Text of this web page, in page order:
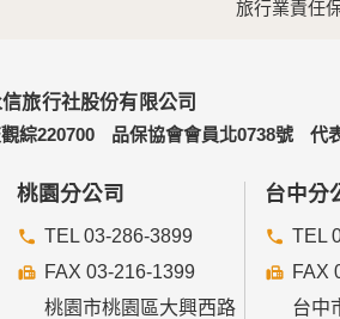
旅行業責任
信旅行社股份有限公司
綜220700
品保協會會員北0738號 代
桃園分公司
TEL 03-286-3899
FAX 03-216-1399
桃園市桃園區大興西路
台中分
TEL
FAX
台中